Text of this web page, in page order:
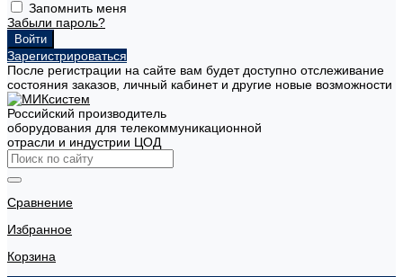
Запомнить меня
Забыли пароль?
Зарегистрироваться
После регистрации на сайте вам будет доступно отслеживание
состояния заказов, личный кабинет и другие новые возможности
Российский производитель
оборудования для телекоммуникационной
отрасли и индустрии ЦОД
Сравнение
Избранное
Корзина